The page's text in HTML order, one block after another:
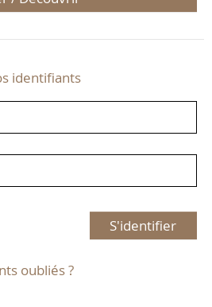
identifiants
S'identifier
oubliés ?